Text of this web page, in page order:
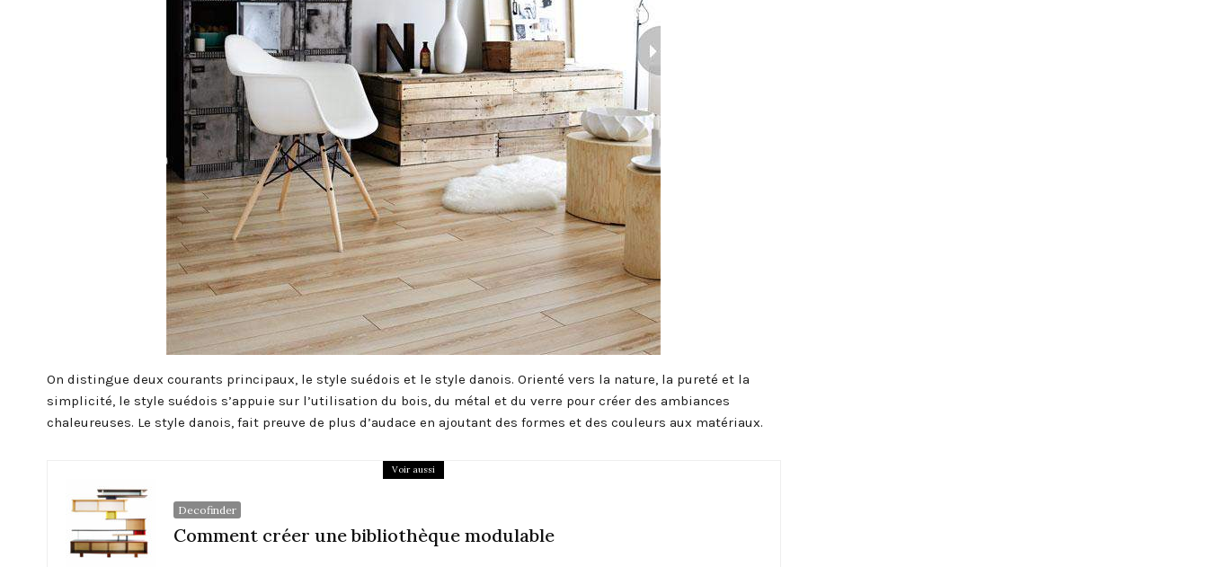
On distingue deux courants principaux, le style suédois et le style danois. Orienté vers la nature, la pureté et la
simplicité, le style suédois s’appuie sur l’utilisation du bois, du métal et du verre pour créer des ambiances
chaleureuses. Le style danois, fait preuve de plus d’audace en ajoutant des formes et des couleurs aux matériaux.
Voir aussi
Decofinder
Comment créer une bibliothèque modulable